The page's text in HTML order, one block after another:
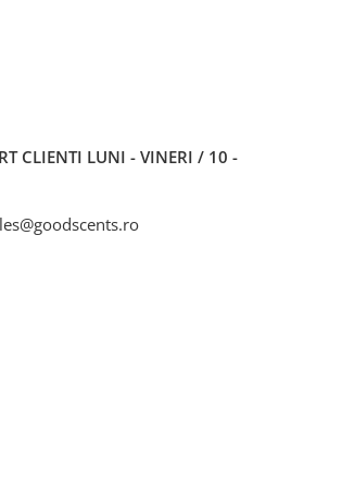
CLIENTI LUNI - VINERI / 10 -